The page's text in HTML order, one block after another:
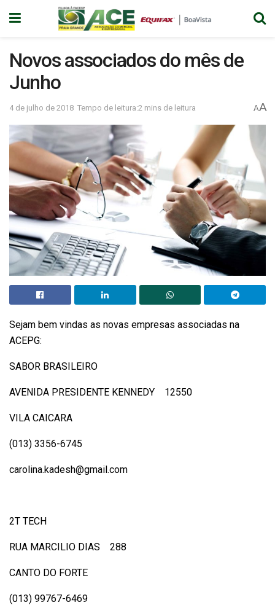
Novos associados do mês de
Junho
4 de julho de 2018 Tempo de leitura:2 mins de leitura AA
Sejam bem vindas as novas empresas associadas na
ACEPG:
SABOR BRASILEIRO
AVENIDA PRESIDENTE KENNEDY 12550
VILA CAICARA
(013) 3356-6745
carolina.kadesh@gmail.com
2T TECH
RUA MARCILIO DIAS 288
CANTO DO FORTE
(013) 99767-6469